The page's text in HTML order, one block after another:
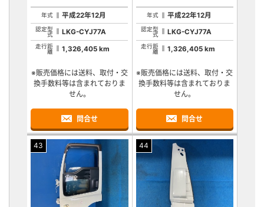
年式 平成22年12月
認定型
式
LKG-CYJ77A
走行距
離
1,326,405 km
※販売価格には送料、取付・交
換手数料等は含まれておりま
せん。
問合せ
年式 平成22年12月
認定型
式
LKG-CYJ77A
走行距
離
1,326,405 km
※販売価格には送料、取付・交
換手数料等は含まれておりま
せん。
問合せ
43 44